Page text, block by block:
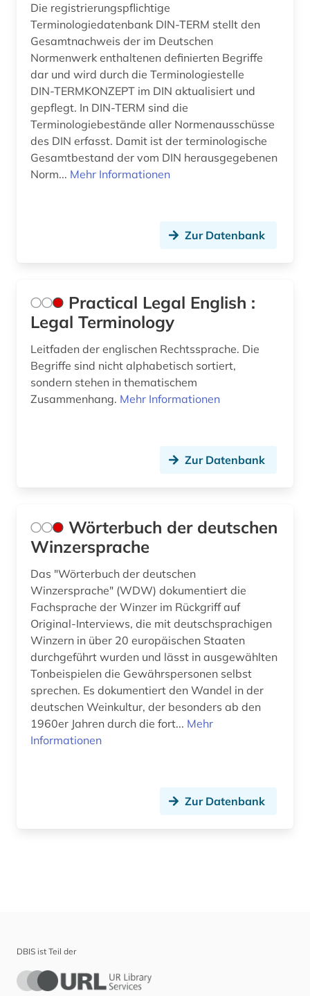
Die registrierungspflichtige
Terminologiedatenbank DIN‑TERM stellt den
Gesamtnachweis der im Deutschen
Normenwerk enthaltenen definierten Begriffe
dar und wird durch die Terminologiestelle
DIN‑TERMKONZEPT im DIN aktualisiert und
gepflegt. In DIN-TERM sind die
Terminologiebestände aller Normenausschüsse
des DIN erfasst. Damit ist der terminologische
Gesamtbestand der vom DIN herausgegebenen
Norm... Mehr Informationen
Zur Datenbank
Practical Legal English :
Legal Terminology
Leitfaden der englischen Rechtssprache. Die
Begriffe sind nicht alphabetisch sortiert,
sondern stehen in thematischem
Zusammenhang. Mehr Informationen
Zur Datenbank
Wörterbuch der deutschen
Winzersprache
Das "Wörterbuch der deutschen
Winzersprache" (WDW) dokumentiert die
Fachsprache der Winzer im Rückgriff auf
Original-Interviews, die mit deutschsprachigen
Winzern in über 20 europäischen Staaten
durchgeführt wurden und lässt in ausgewählten
Tonbeispielen die Gewährspersonen selbst
sprechen. Es dokumentiert den Wandel in der
deutschen Weinkultur, der besonders ab den
1960er Jahren durch die fort... Mehr
Informationen
Zur Datenbank
DBIS ist Teil der